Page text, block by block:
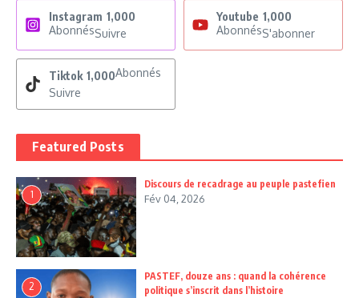
Instagram 1,000
AbonnésSuivre
Youtube 1,000
AbonnésS'abonner
Tiktok 1,000Abonnés
Suivre
Featured Posts
1
Discours de recadrage au peuple pastefien
Fév 04, 2026
2
PASTEF, douze ans : quand la cohérence
politique s’inscrit dans l’histoire